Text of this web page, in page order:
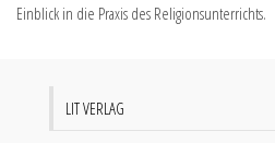
Einblick in die Praxis des Religionsunterrichts.
LIT VERLAG